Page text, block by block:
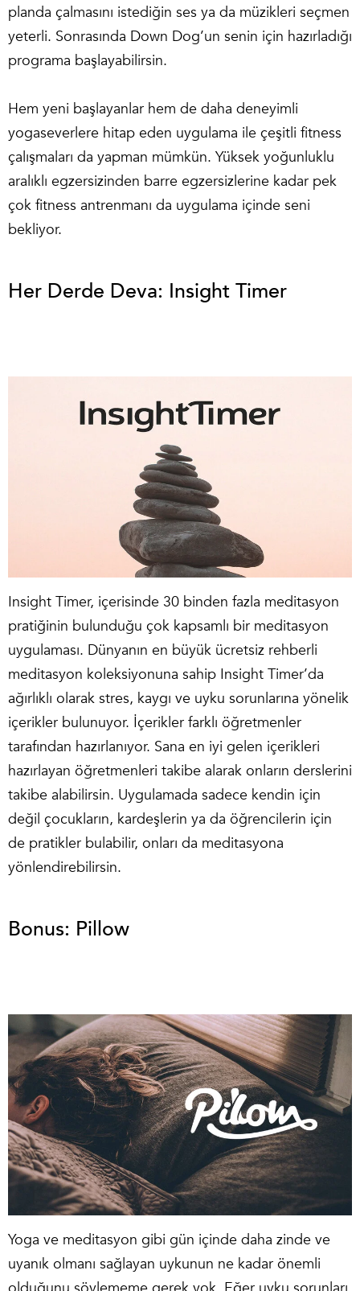
planda çalmasını istediğin ses ya da müzikleri seçmen
yeterli. Sonrasında Down Dog’un senin için hazırladığı
programa başlayabilirsin.
Hem yeni başlayanlar hem de daha deneyimli
yogaseverlere hitap eden uygulama ile çeşitli fitness
çalışmaları da yapman mümkün. Yüksek yoğunluklu
aralıklı egzersizinden barre egzersizlerine kadar pek
çok fitness antrenmanı da uygulama içinde seni
bekliyor.
Her Derde Deva: Insight Timer
Insight Timer, içerisinde 30 binden fazla meditasyon
pratiğinin bulunduğu çok kapsamlı bir meditasyon
uygulaması. Dünyanın en büyük ücretsiz rehberli
meditasyon koleksiyonuna sahip Insight Timer’da
ağırlıklı olarak stres, kaygı ve uyku sorunlarına yönelik
içerikler bulunuyor. İçerikler farklı öğretmenler
tarafından hazırlanıyor. Sana en iyi gelen içerikleri
hazırlayan öğretmenleri takibe alarak onların derslerini
takibe alabilirsin. Uygulamada sadece kendin için
değil çocukların, kardeşlerin ya da öğrencilerin için
de pratikler bulabilir, onları da meditasyona
yönlendirebilirsin.
Bonus: Pillow
Yoga ve meditasyon gibi gün içinde daha zinde ve
uyanık olmanı sağlayan uykunun ne kadar önemli